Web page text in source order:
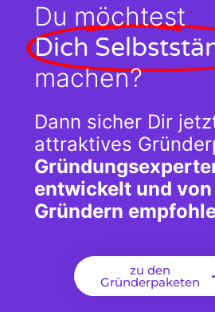
Du möchtest
Dich
machen?
Dann sicher Dir
attraktives
entwickelt und
Gründern
zu den
Gründerpaketen